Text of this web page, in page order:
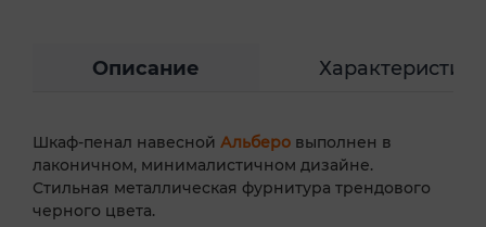
Описание Характеристики
Шкаф-пенал навесной Альберо выполнен в
лаконичном, минималистичном дизайне.
Стильная металлическая фурнитура трендового
черного цвета.